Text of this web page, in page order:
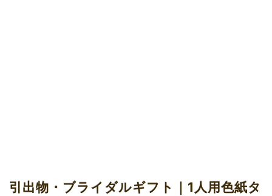
引出物・ブライダルギフト｜1人用色紙タ